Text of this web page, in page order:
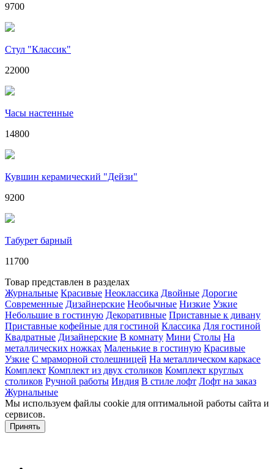
9700
Стул "Классик"
22000
Часы настенные
14800
Кувшин керамический "Дейзи"
9200
Табурет барный
11700
Товар представлен в разделах
Журнальные Красивые Неоклассика Двойные Дорогие
Современные Дизайнерские Необычные Низкие Узкие
Небольшие в гостиную Декоративные Приставные к дивану
Приставные кофейные для гостиной Классика Для гостиной
Квадратные Дизайнерские В комнату Мини Столы На
металлических ножках Маленькие в гостиную Красивые
Узкие С мраморной столешницей На металлическом каркасе
Комплект Комплект из двух столиков Комплект круглых
столиков Ручной работы Индия В стиле лофт Лофт на заказ
Журнальные
Мы используем файлы cookie для оптимальной работы сайта и
сервисов.
Принять